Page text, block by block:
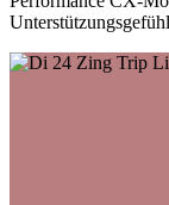
Unterstützungsgefühl